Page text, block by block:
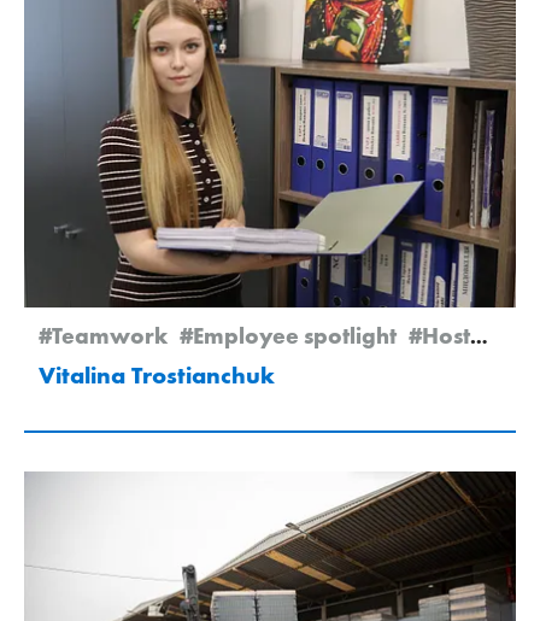
#Teamwork #Employee spotlight #Hostomel
Vitalina Trostianchuk